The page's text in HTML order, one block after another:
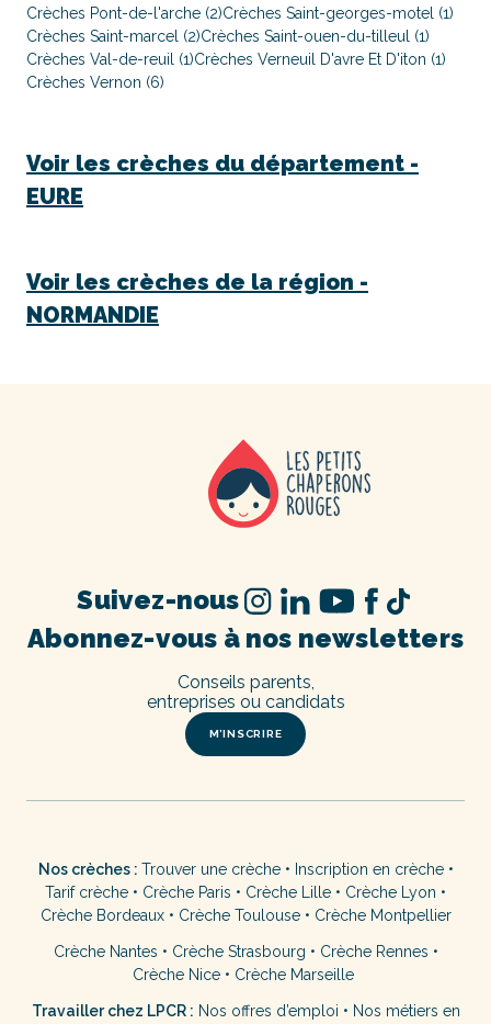
Crèches Pont-de-l'arche (2)Crèches Saint-georges-motel (1)
Crèches Saint-marcel (2)Crèches Saint-ouen-du-tilleul (1)
Crèches Val-de-reuil (1)Crèches Verneuil D'avre Et D'iton (1)
Crèches Vernon (6)
Voir les crèches du département -
EURE
Voir les crèches de la région -
NORMANDIE
Abonnez-vous à nos newsletters
M’INSCRIRE
Conseils parents,
entreprises ou candidats
Suivez-nous
Nos crèches : Trouver une crèche• Inscription en crèche•
Tarif crèche • Crèche Paris • Crèche Lille • Crèche Lyon •
Crèche Bordeaux• Crèche Toulouse• Crèche Montpellier
Crèche Nantes • Crèche Strasbourg • Crèche Rennes •
Crèche Nice • Crèche Marseille
Travailler chez LPCR : Nos offres d’emploi • Nos métiers en